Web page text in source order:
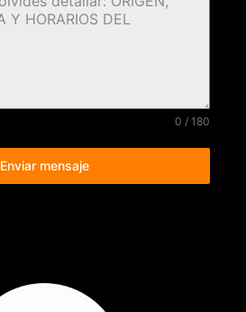
0 / 180
Enviar mensaje